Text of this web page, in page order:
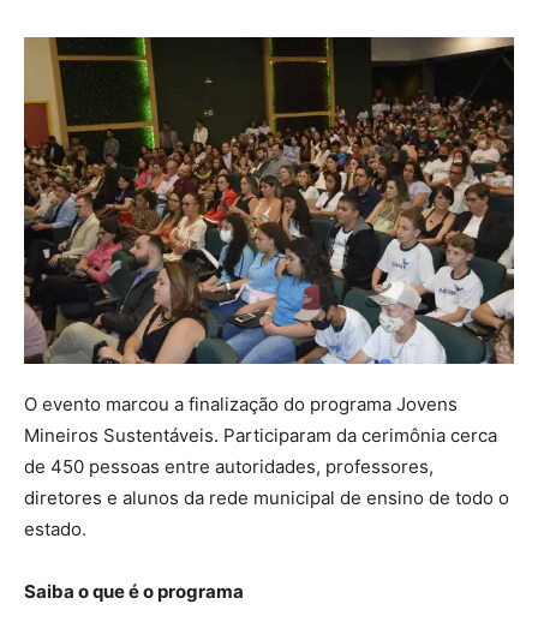
O evento marcou a finalização do programa Jovens
Mineiros Sustentáveis. Participaram da cerimônia cerca
de 450 pessoas entre autoridades, professores,
diretores e alunos da rede municipal de ensino de todo o
estado.
Saiba o que é o programa